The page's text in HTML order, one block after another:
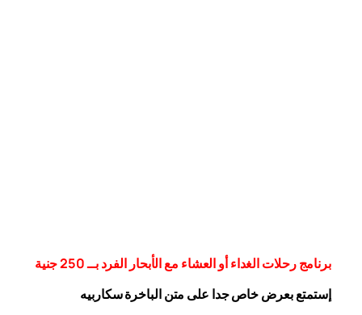
برنامج رحلات الغداء أو العشاء مع الأبحار الفرد بــ 250 جنية
إستمتع بعرض خاص جدا على متن الباخرةسكاربيه